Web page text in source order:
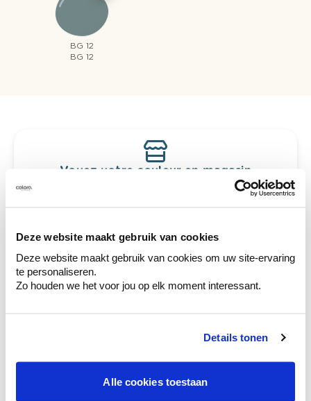
Deze website maakt gebruik van cookies
Deze website maakt gebruik van cookies om uw site-ervaring
te personaliseren.
Zo houden we het voor jou op elk moment interessant.
Details tonen
Alle cookies toestaan
BG 12
BG 12
Voyez votre couleur en magasin
Découvrez des échantillons de votre
votre couleur.
Obtenez des conseils personnalisés sur la
combinaison de couleurs.
Conseil couleur à domicile
en couleur.